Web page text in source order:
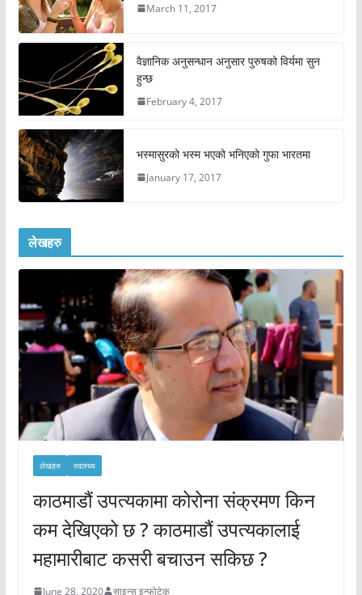
March 11, 2017
वैज्ञानिक अनुसन्धान अनुसार पुरुषको विर्यमा सुन
हुन्छ
February 4, 2017
भस्मासुरको भस्म भएको भनिएको गुफा भारतमा
January 17, 2017
लेखहरु
लेखहरु स्वास्थ्य
काठमाडौं उपत्यकामा कोरोना संक्रमण किन
कम देखिएको छ ? काठमाडौं उपत्यकालाई
महामारीबाट कसरी बचाउन सकिछ ?
June 28, 2020 साइन्स इन्फोटेक